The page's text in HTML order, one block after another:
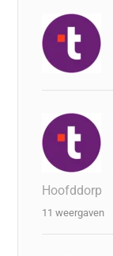
Hoofddorp
11 weergaven